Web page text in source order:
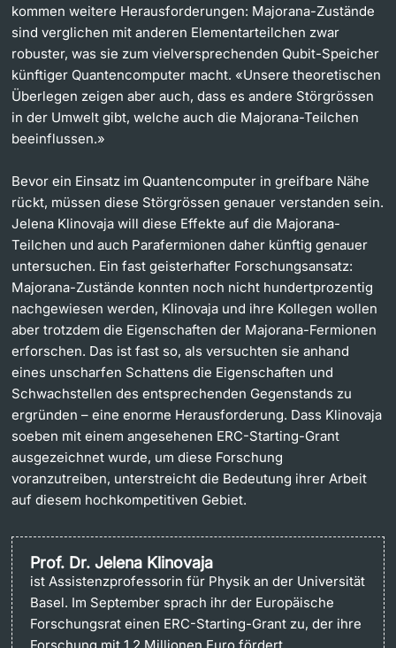
kommen weitere Herausforderungen: Majorana-Zustände
sind verglichen mit anderen Elementarteilchen zwar
robuster, was sie zum vielversprechenden Qubit-Speicher
künftiger Quantencomputer macht. «Unsere theoretischen
Überlegen zeigen aber auch, dass es andere Störgrössen
in der Umwelt gibt, welche auch die Majorana-Teilchen
beeinflussen.»
Prof. Dr. Jelena Klinovaja
ist Assistenzprofessorin für Physik an der Universität
Basel. Im September sprach ihr der Europäische
Forschungsrat einen ERC-Starting-Grant zu, der ihre
Bevor ein Einsatz im Quantencomputer in greifbare Nähe
rückt, müssen diese Störgrössen genauer verstanden sein.
Jelena Klinovaja will diese Effekte auf die Majorana-
Teilchen und auch Parafermionen daher künftig genauer
untersuchen. Ein fast geisterhafter Forschungsansatz:
Majorana-Zustände konnten noch nicht hundertprozentig
nachgewiesen werden, Klinovaja und ihre Kollegen wollen
aber trotzdem die Eigenschaften der Majorana-Fermionen
erforschen. Das ist fast so, als versuchten sie anhand
eines unscharfen Schattens die Eigenschaften und
Schwachstellen des entsprechenden Gegenstands zu
ergründen – eine enorme Herausforderung. Dass Klinovaja
soeben mit einem angesehenen ERC-Starting-Grant
ausgezeichnet wurde, um diese Forschung
voranzutreiben, unterstreicht die Bedeutung ihrer Arbeit
auf diesem hochkompetitiven Gebiet.